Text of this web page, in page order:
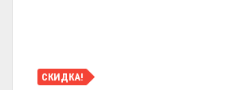
СКИДКА!